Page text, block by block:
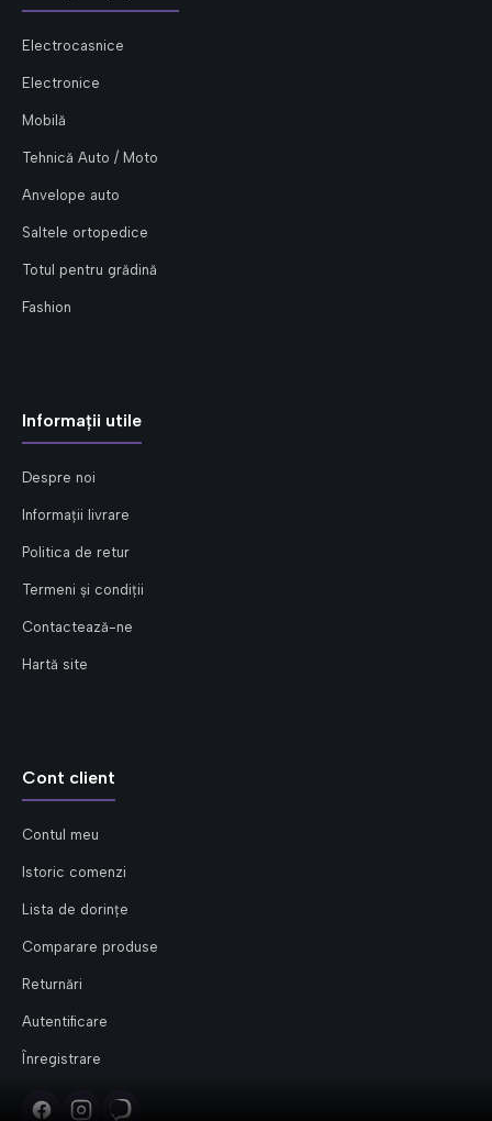
Electrocasnice
Electronice
Mobilă
Tehnică Auto / Moto
Anvelope auto
Saltele ortopedice
Totul pentru grădină
Fashion
Informații utile
Despre noi
Informații livrare
Politica de retur
Termeni și condiții
Contactează-ne
Hartă site
Cont client
Contul meu
Istoric comenzi
Lista de dorințe
Comparare produse
Returnări
Autentificare
Înregistrare